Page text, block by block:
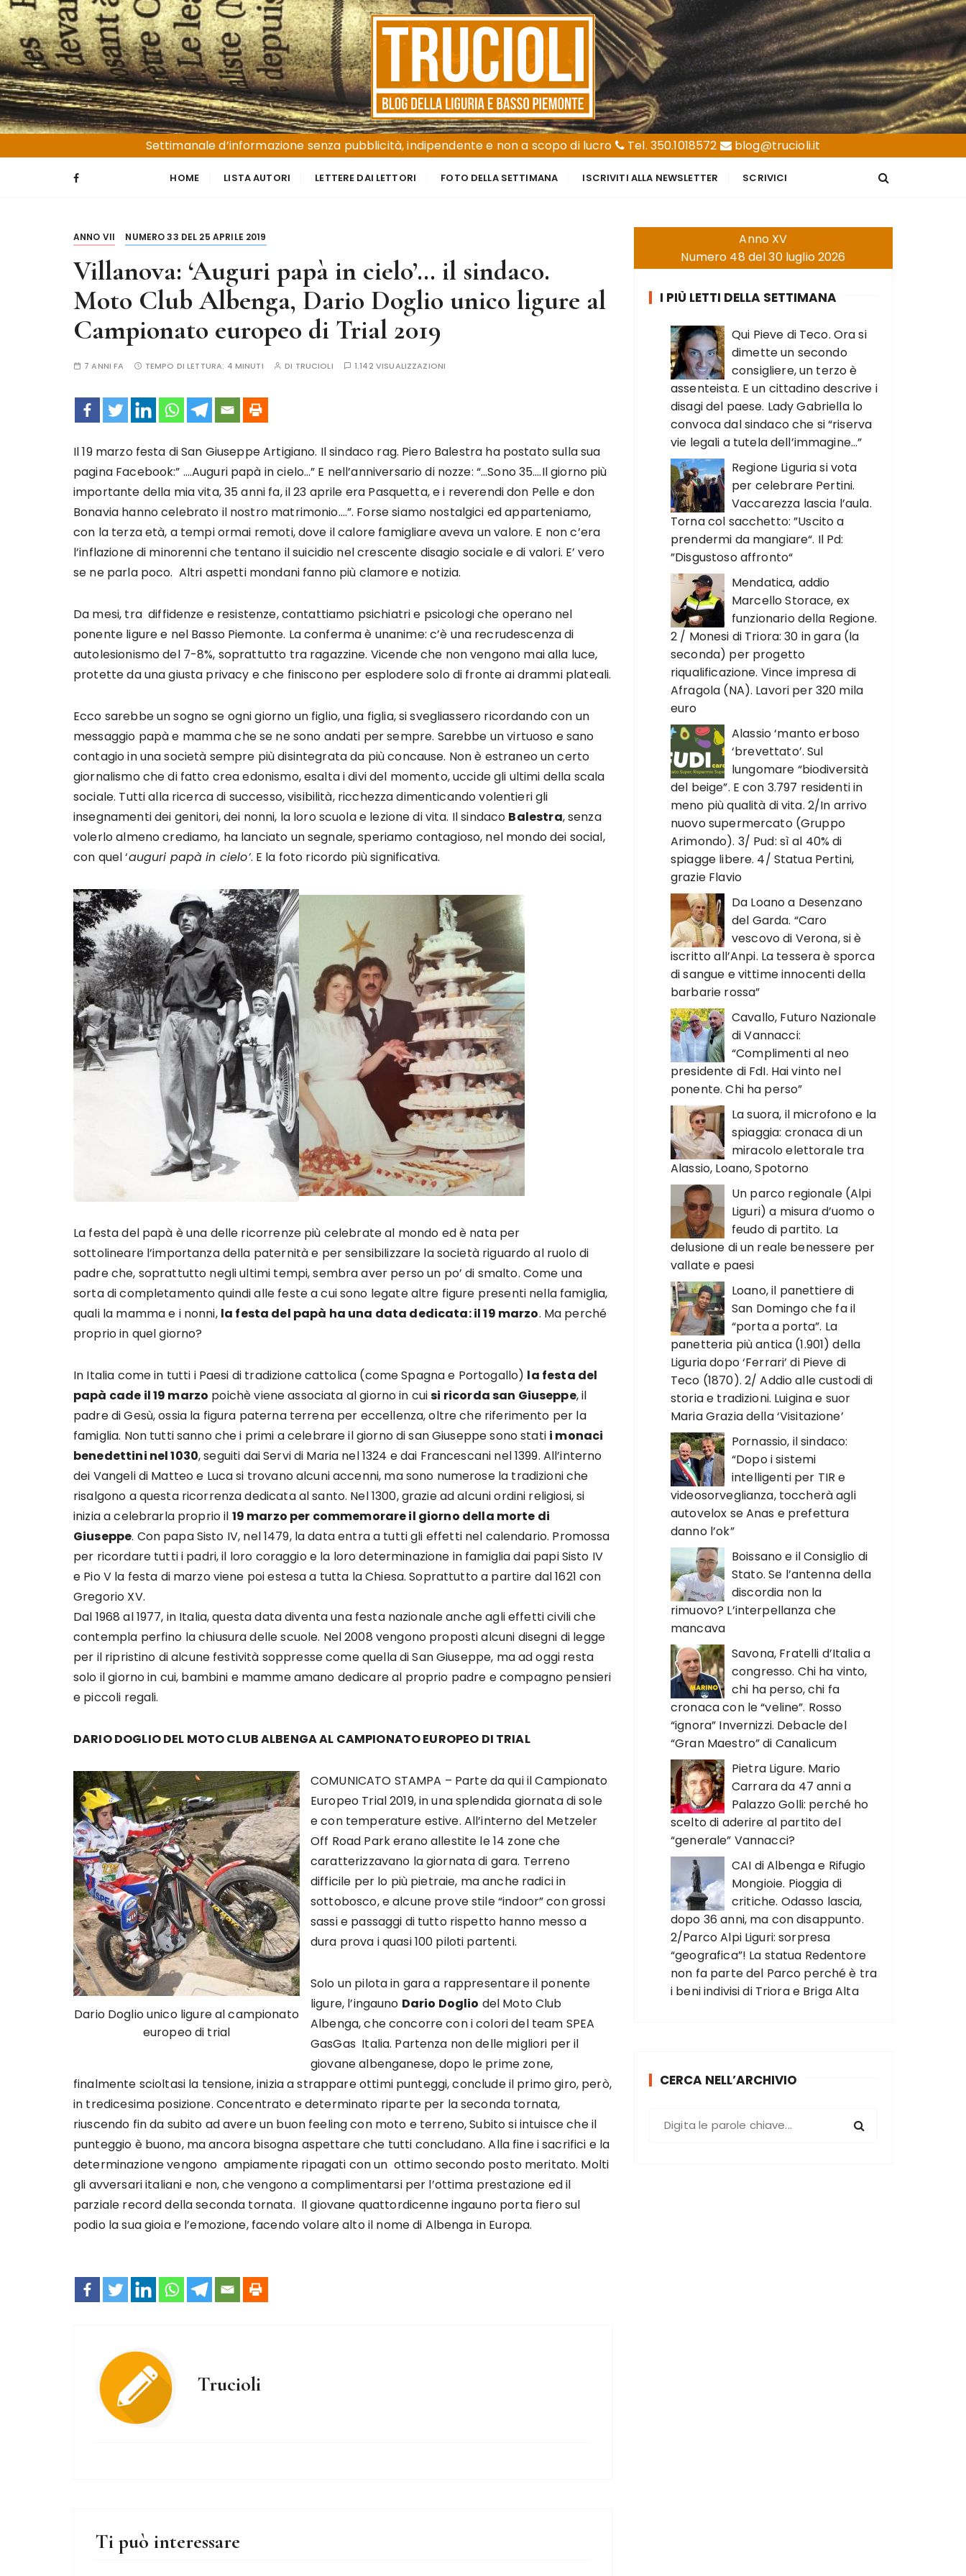
S
a
l
t
a
a
l
c
Trucioli
Liguria e Basso Piemonte
Settimanale d’informazione senza pubblicità, indipendente e non a scopo di lucro
Tel. 350.1018572 blog@trucioli.it
HOME LISTA AUTORI LETTERE DAI LETTORI FOTO DELLA SETTIMANA ISCRIVITI ALLA NEWSLETTER SCRIVICI
ANNO VII NUMERO 33 DEL 25 APRILE 2019
Villanova: ‘Auguri papà in cielo’… il sindaco.
Moto Club Albenga, Dario Doglio unico ligure al
Campionato europeo di Trial 2019
7 ANNI FA TEMPO DI LETTURA: 4 MINUTI DI TRUCIOLI 1.142 VISUALIZZAZIONI
Il 19 marzo festa di San Giuseppe Artigiano. Il sindaco rag. Piero Balestra ha postato sulla sua
pagina Facebook:” ….Auguri papà in cielo…” E nell’anniversario di nozze: “…Sono 35….Il giorno più
importante della mia vita, 35 anni fa, il 23 aprile era Pasquetta, e i reverendi don Pelle e don
Bonavia hanno celebrato il nostro matrimonio….”. Forse siamo nostalgici ed apparteniamo,
con la terza età, a tempi ormai remoti, dove il calore famigliare aveva un valore. E non c’era
l’inflazione di minorenni che tentano il suicidio nel crescente disagio sociale e di valori. E’ vero
se ne parla poco. Altri aspetti mondani fanno più clamore e notizia.
Da mesi, tra diffidenze e resistenze, contattiamo psichiatri e psicologi che operano nel
ponente ligure e nel Basso Piemonte. La conferma è unanime: c’è una recrudescenza di
autolesionismo del 7-8%, soprattutto tra ragazzine. Vicende che non vengono mai alla luce,
protette da una giusta privacy e che finiscono per esplodere solo di fronte ai drammi plateali.
Ecco sarebbe un sogno se ogni giorno un figlio, una figlia, si svegliassero ricordando con un
messaggio papà e mamma che se ne sono andati per sempre. Sarebbe un virtuoso e sano
contagio in una società sempre più disintegrata da più concause. Non è estraneo un certo
giornalismo che di fatto crea edonismo, esalta i divi del momento, uccide gli ultimi della scala
sociale. Tutti alla ricerca di successo, visibilità, ricchezza dimenticando volentieri gli
insegnamenti dei genitori, dei nonni, la loro scuola e lezione di vita. Il sindaco Balestra, senza
volerlo almeno crediamo, ha lanciato un segnale, speriamo contagioso, nel mondo dei social,
con quel ‘auguri papà in cielo’. E la foto ricordo più significativa.
La festa del papà è una delle ricorrenze più celebrate al mondo ed è nata per
sottolineare l’importanza della paternità e per sensibilizzare la società riguardo al ruolo di
padre che, soprattutto negli ultimi tempi, sembra aver perso un po’ di smalto. Come una
sorta di completamento quindi alle feste a cui sono legate altre figure presenti nella famiglia,
quali la mamma e i nonni, la festa del papà ha una data dedicata: il 19 marzo. Ma perché
proprio in quel giorno?
In Italia come in tutti i Paesi di tradizione cattolica (come Spagna e Portogallo) la festa del
papà cade il 19 marzo poichè viene associata al giorno in cuisi ricorda san Giuseppe, il
padre di Gesù, ossia la figura paterna terrena per eccellenza, oltre che riferimento per la
famiglia. Non tutti sanno che i primi a celebrare il giorno di san Giuseppe sono stati i monaci
benedettini nel 1030, seguiti dai Servi di Maria nel 1324 e dai Francescani nel 1399. All’interno
dei Vangeli di Matteo e Luca si trovano alcuni accenni, ma sono numerose la tradizioni che
risalgono a questa ricorrenza dedicata al santo. Nel 1300, grazie ad alcuni ordini religiosi, si
inizia a celebrarla proprio il 19 marzo per commemorare il giorno della morte di
Giuseppe. Con papa Sisto IV, nel 1479, la data entra a tutti gli effetti nel calendario. Promossa
per ricordare tutti i padri, il loro coraggio e la loro determinazione in famiglia dai papi Sisto IV
e Pio V la festa di marzo viene poi estesa a tutta la Chiesa. Soprattutto a partire dal 1621 con
Gregorio XV.
Dal 1968 al 1977, in Italia, questa data diventa una festa nazionale anche agli effetti civili che
contempla perfino la chiusura delle scuole. Nel 2008 vengono proposti alcuni disegni di legge
per il ripristino di alcune festività soppresse come quella di San Giuseppe, ma ad oggi resta
solo il giorno in cui, bambini e mamme amano dedicare al proprio padre e compagno pensieri
e piccoli regali.
DARIO DOGLIO DEL MOTO CLUB ALBENGA AL CAMPIONATO EUROPEO DI TRIAL
Dario Doglio unico ligure al campionato
europeo di trial
COMUNICATO STAMPA – Parte da qui il Campionato
Europeo Trial 2019, in una splendida giornata di sole
e con temperature estive. All’interno del Metzeler
Off Road Park erano allestite le 14 zone che
caratterizzavano la giornata di gara. Terreno
difficile per lo più pietraie, ma anche radici in
sottobosco, e alcune prove stile “indoor” con grossi
sassi e passaggi di tutto rispetto hanno messo a
dura prova i quasi 100 piloti partenti.
Solo un pilota in gara a rappresentare il ponente
ligure, l’ingauno Dario Doglio del Moto Club
Albenga, che concorre con i colori del team SPEA
GasGas Italia. Partenza non delle migliori per il
giovane albenganese, dopo le prime zone,
finalmente scioltasi la tensione, inizia a strappare ottimi punteggi, conclude il primo giro, però,
in tredicesima posizione. Concentrato e determinato riparte per la seconda tornata,
riuscendo fin da subito ad avere un buon feeling con moto e terreno, Subito si intuisce che il
punteggio è buono, ma ancora bisogna aspettare che tutti concludano. Alla fine i sacrifici e la
determinazione vengono ampiamente ripagati con un ottimo secondo posto meritato. Molti
gli avversari italiani e non, che vengono a complimentarsi per l’ottima prestazione ed il
parziale record della seconda tornata. Il giovane quattordicenne ingauno porta fiero sul
podio la sua gioia e l’emozione, facendo volare alto il nome di Albenga in Europa.
Trucioli
Ti può interessare
Anno XV
Numero 48 del 30 luglio 2026
I PIÙ LETTI DELLA SETTIMANA
Qui Pieve di Teco. Ora si
dimette un secondo
consigliere, un terzo è
assenteista. E un cittadino descrive i
disagi del paese. Lady Gabriella lo
convoca dal sindaco che si “riserva
vie legali a tutela dell’immagine…”
Regione Liguria si vota
per celebrare Pertini.
Vaccarezza lascia l’aula.
Torna col sacchetto: ”Uscito a
prendermi da mangiare“. Il Pd:
”Disgustoso affronto“
Mendatica, addio
Marcello Storace, ex
funzionario della Regione.
2 / Monesi di Triora: 30 in gara (la
seconda) per progetto
riqualificazione. Vince impresa di
Afragola (NA). Lavori per 320 mila
euro
Alassio ‘manto erboso
‘brevettato’. Sul
lungomare “biodiversità
del beige”. E con 3.797 residenti in
meno più qualità di vita. 2/In arrivo
nuovo supermercato (Gruppo
Arimondo). 3/ Pud: sì al 40% di
spiagge libere. 4/ Statua Pertini,
grazie Flavio
Da Loano a Desenzano
del Garda. “Caro
vescovo di Verona, si è
iscritto all’Anpi. La tessera è sporca
di sangue e vittime innocenti della
barbarie rossa”
Cavallo, Futuro Nazionale
di Vannacci:
“Complimenti al neo
presidente di FdI. Hai vinto nel
ponente. Chi ha perso”
La suora, il microfono e la
spiaggia: cronaca di un
miracolo elettorale tra
Alassio, Loano, Spotorno
Un parco regionale (Alpi
Liguri) a misura d’uomo o
feudo di partito. La
delusione di un reale benessere per
vallate e paesi
Loano, il panettiere di
San Domingo che fa il
“porta a porta”. La
panetteria più antica (1.901) della
Liguria dopo ‘Ferrari’ di Pieve di
Teco (1870). 2/ Addio alle custodi di
storia e tradizioni. Luigina e suor
Maria Grazia della ‘Visitazione’
Pornassio, il sindaco:
“Dopo i sistemi
intelligenti per TIR e
videosorveglianza, toccherà agli
autovelox se Anas e prefettura
danno l’ok”
Boissano e il Consiglio di
Stato. Se l’antenna della
discordia non la
rimuovo? L’interpellanza che
mancava
Savona, Fratelli d’Italia a
congresso. Chi ha vinto,
chi ha perso, chi fa
cronaca con le “veline”. Rosso
“ignora” Invernizzi. Debacle del
“Gran Maestro” di Canalicum
Pietra Ligure. Mario
Carrara da 47 anni a
Palazzo Golli: perché ho
scelto di aderire al partito del
“generale” Vannacci?
CAI di Albenga e Rifugio
Mongioie. Pioggia di
critiche. Odasso lascia,
dopo 36 anni, ma con disappunto.
2/Parco Alpi Liguri: sorpresa
“geografica”! La statua Redentore
non fa parte del Parco perché è tra
i beni indivisi di Triora e Briga Alta
CERCA NELL’ARCHIVIO